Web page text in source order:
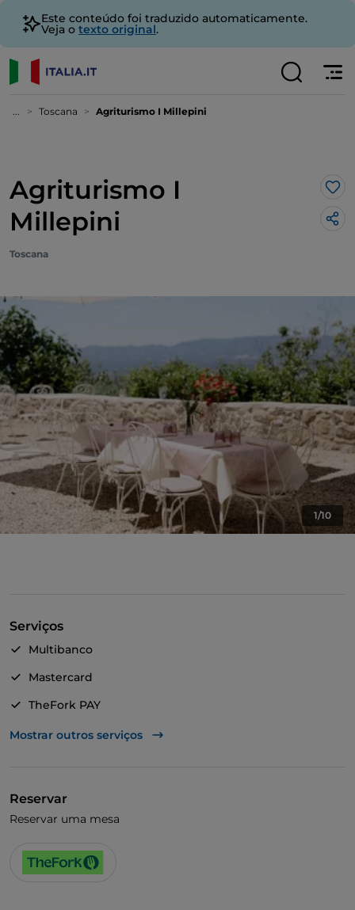
Este conteúdo foi traduzido automaticamente.
Veja o texto original.
... Toscana Agriturismo I Millepini
Agriturismo I
Millepini
Toscana
1/10
Serviços
Multibanco
Mastercard
TheFork PAY
UnionPay via TheFork PAY
Cocktail
Menu infantil
Mostrar outros serviços
Reservar
Reservar uma mesa